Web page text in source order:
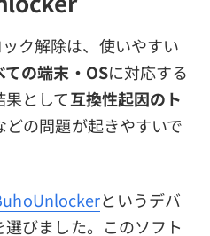
ク解除は、使いやすい
ての端末・OSに対応する
として互換性起因のト
どの問題が起きやすいで
というデバ
びました。このソフト